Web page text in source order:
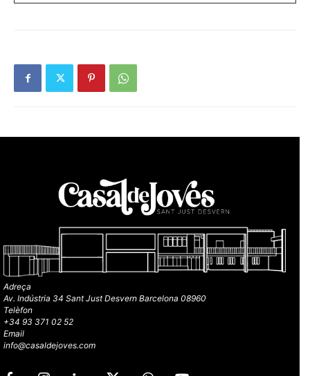
Adreça
Av. Indústria 34 Sant Just Desvern Barcelona 08960
Telèfon
+34 93 371 02 52
Email
info@casaldejoves.com